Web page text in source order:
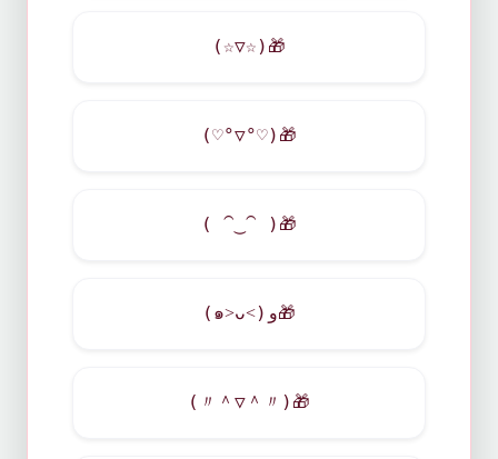
(☆▽☆) 🎁
(♡°▽°♡) 🎁
( ⁀‿⁀ ) 🎁
(๑˃ᴗ˂)ﻭ🎁
(〃＾▽＾〃) 🎁